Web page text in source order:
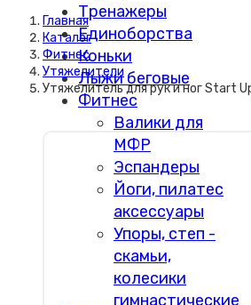
Тренажеры
Единоборства
Коньки
Лыжи беговые
Фитнес
Валики для
МФР
Эспандеры
Йоги, пилатес
аксессуары
Упоры, степ -
скамьи,
колесики
гимнастические
Главная
Каталог
Фитнес
Утяжелители
Утяжелитель для рук и ног Start